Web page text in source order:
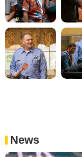
News